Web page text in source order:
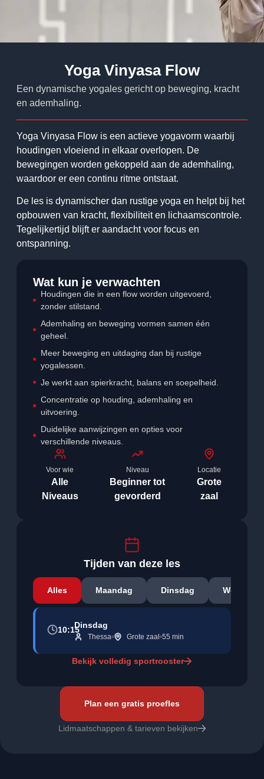
Yoga Vinyasa Flow
Een dynamische yogales gericht op beweging, kracht
en ademhaling.
Yoga Vinyasa Flow is een actieve yogavorm waarbij
houdingen vloeiend in elkaar overlopen. De
bewegingen worden gekoppeld aan de ademhaling,
waardoor er een continu ritme ontstaat.
De les is dynamischer dan rustige yoga en helpt bij het
opbouwen van kracht, flexibiliteit en lichaamscontrole.
Tegelijkertijd blijft er aandacht voor focus en
ontspanning.
Wat kun je verwachten
Houdingen die in een flow worden uitgevoerd,
zonder stilstand.
Ademhaling en beweging vormen samen één
geheel.
Meer beweging en uitdaging dan bij rustige
yogalessen.
Je werkt aan spierkracht, balans en soepelheid.
Concentratie op houding, ademhaling en
uitvoering.
Duidelijke aanwijzingen en opties voor
verschillende niveaus.
Voor wie
Alle
Niveaus
Niveau
Beginner tot
gevorderd
Locatie
Grote
zaal
Tijden van deze les
Alles Maandag Dinsdag
10:15Dinsdag
Thessa Grote zaal​ 55 min
Bekijk volledig sportrooster
Plan een gratis proefles
Lidmaatschappen & tarieven bekijken